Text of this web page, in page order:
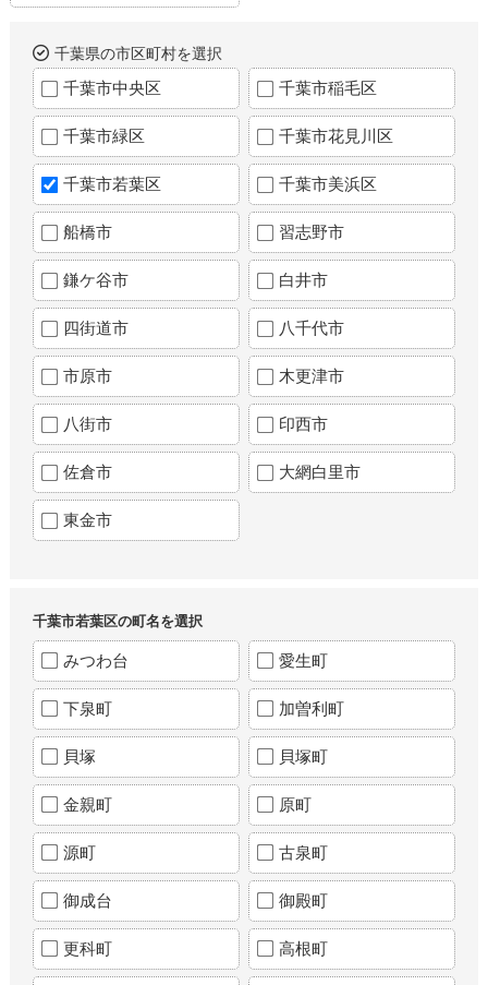
千葉県の市区町村を選択
千葉市中央区 千葉市稲毛区
千葉市緑区 千葉市花見川区
千葉市若葉区 千葉市美浜区
船橋市 習志野市
鎌ケ谷市 白井市
四街道市 八千代市
市原市 木更津市
八街市 印西市
佐倉市 大網白里市
東金市
千葉市若葉区の町名を選択
みつわ台 愛生町
下泉町 加曽利町
貝塚 貝塚町
金親町 原町
源町 古泉町
御成台 御殿町
更科町 高根町